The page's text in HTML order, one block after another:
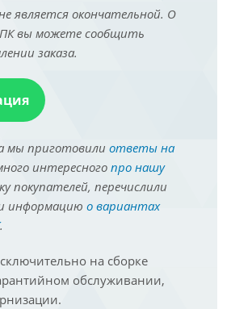
является окончательной. О
ПК вы можете сообщить
заказа.
мы приготовили ответы на
интересного про нашу
покупателей, перечислили
информацию о вариантах
.
на сборке
обслуживании,